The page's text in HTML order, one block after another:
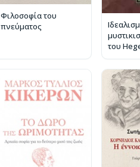
Φιλοσοφία του
πνεύματος
του